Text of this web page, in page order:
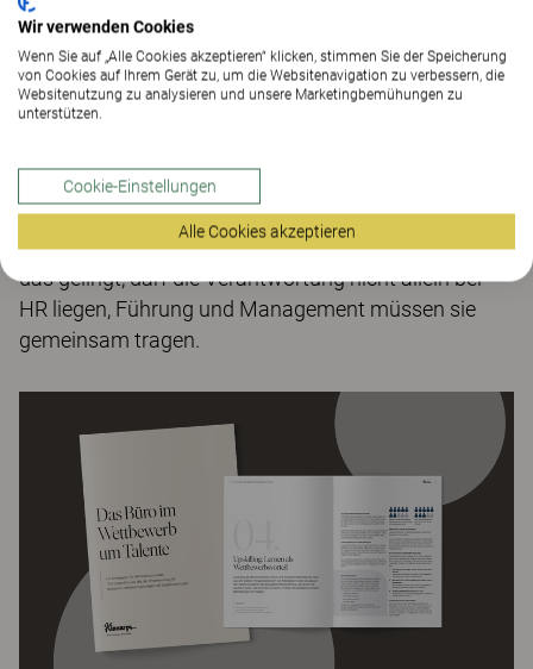
Gesundheit und Wohlbefinden haben das Gehalt als
Top- Kriterium für Talente abgelöst. Der Gewinn ist
doppelt: Unternehmen ziehen nicht nur die besten
Engagement.
Die attraktivsten Arbeitgeber verankern
Wohlbefinden als Kern ihrer Employer Brand. Damit
das gelingt, darf die Verantwortung nicht allein bei
HR liegen, Führung und Management müssen sie
gemeinsam tragen.
Wir verwenden Cookies
Wenn Sie auf „Alle Cookies akzeptieren“ klicken, stimmen Sie der Speicherung
von Cookies auf Ihrem Gerät zu, um die Websitenavigation zu verbessern, die
Websitenutzung zu analysieren und unsere Marketingbemühungen zu
unterstützen.
Cookie-Einstellungen
Alle Cookies akzeptieren